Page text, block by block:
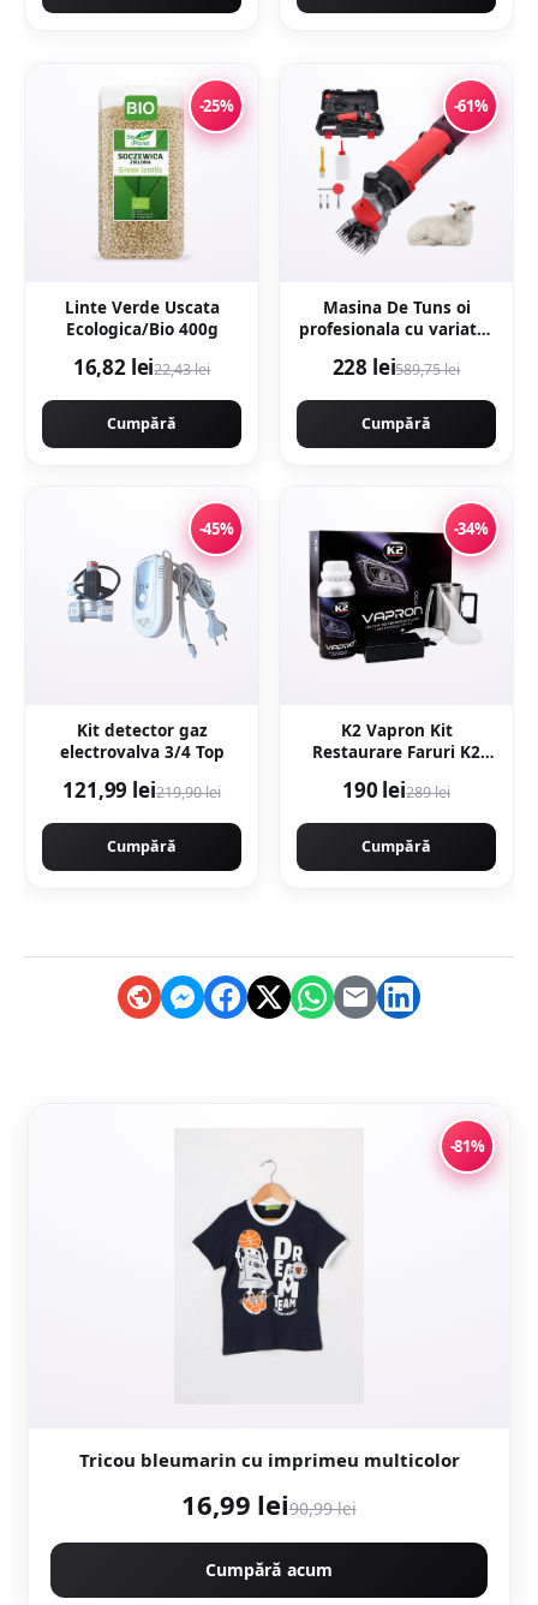
-25%
Linte Verde Uscata
Ecologica/Bio 400g
16,82 lei22,43 lei
Cumpără
-61%
Masina De Tuns oi
profesionala cu variator
2400rpm, accesorii
rezerva, NAKAMOTO
1000 JAPAN
228 lei589,75 lei
Cumpără
-45%
Kit detector gaz
electrovalva 3/4 Top
121,99 lei219,90 lei
Cumpără
-34%
K2 Vapron Kit
Restaurare Faruri K2
190 lei289 lei
Cumpără
-81%
Tricou bleumarin cu imprimeu multicolor
16,99 lei90,99 lei
Cumpără acum